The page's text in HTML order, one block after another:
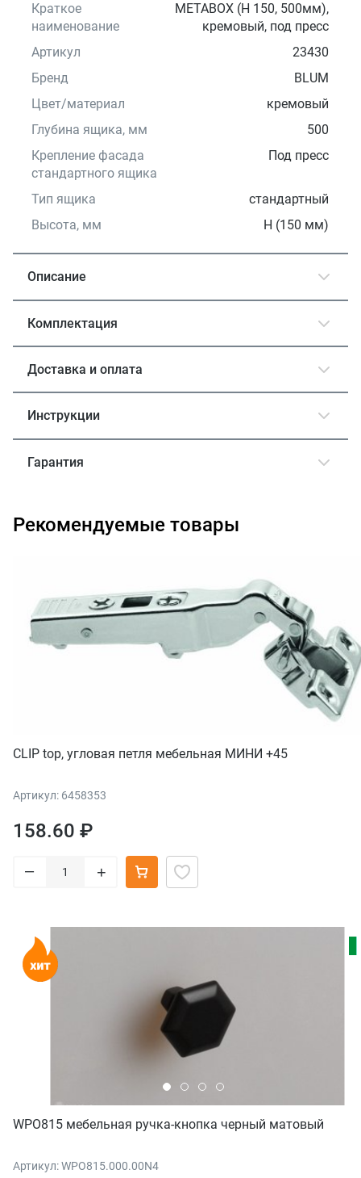
Краткое
наименование
METABOX (H 150, 500мм),
кремовый, под пресс
Артикул
23430
Бренд
BLUM
Цвет/материал
кремовый
Глубина ящика, мм
500
Крепление фасада
стандартного ящика
Под пресс
Тип ящика
стандартный
Высота, мм
Н (150 мм)
Описание
Комплектация
Доставка и оплата
Инструкции
Гарантия
Рекомендуемые товары
CLIP top, угловая петля мебельная МИНИ +45
Артикул: 6458353
158.60 ₽
– +
WPO815 мебельная ручка-кнопка черный матовый
Артикул: WPO815.000.00N4